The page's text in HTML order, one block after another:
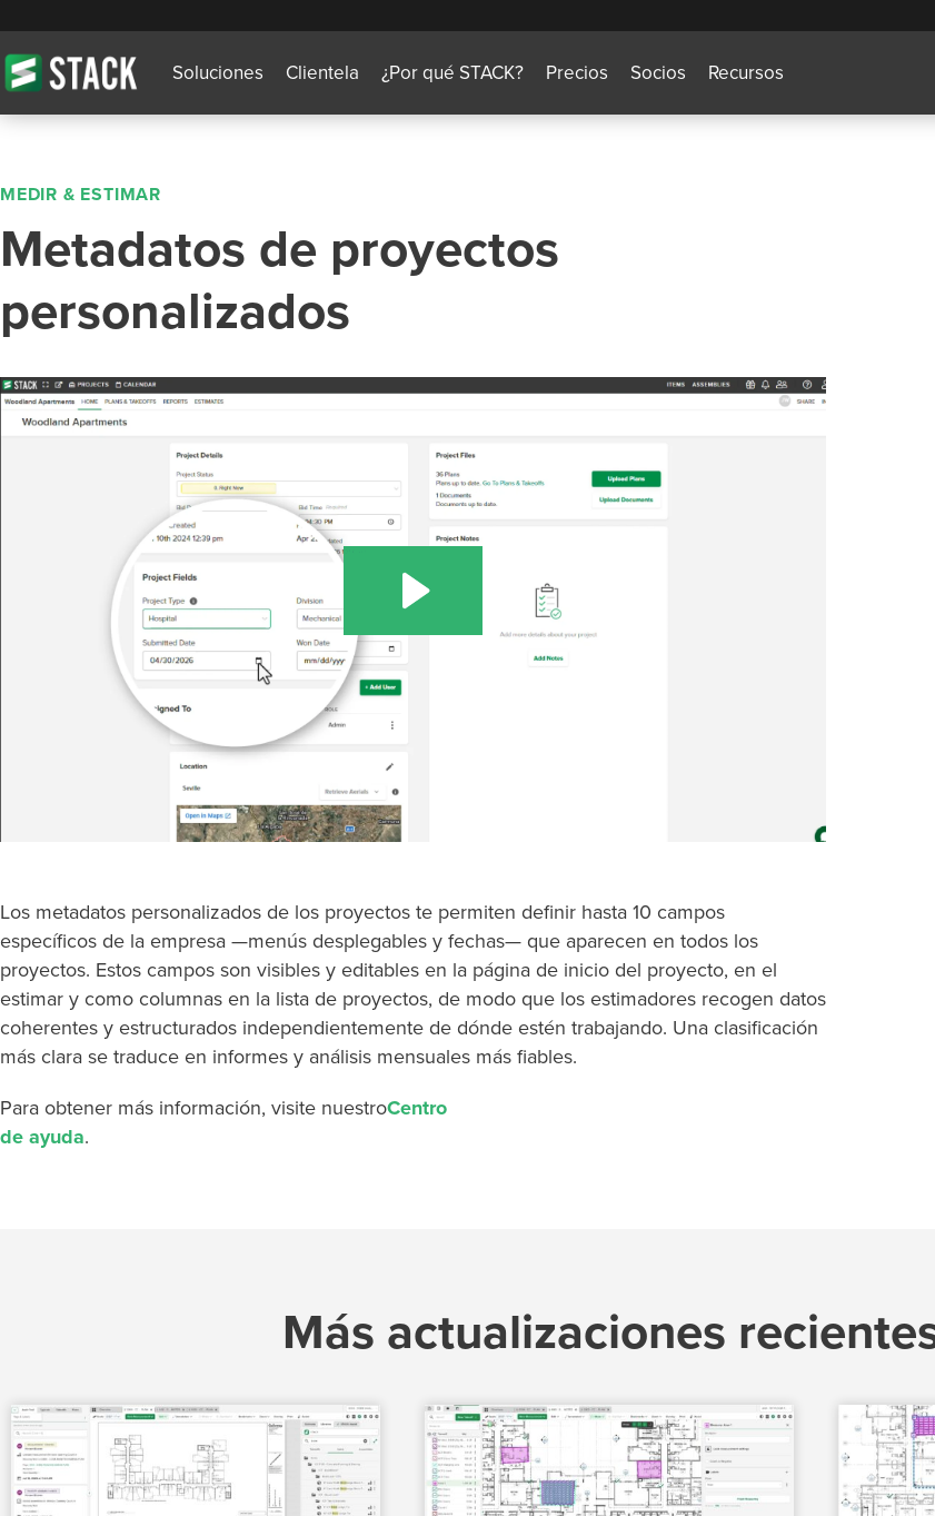
Soluciones Clientela ¿Por qué STACK? Precios Socios Recursos
MEDIR & ESTIMAR
Metadatos de proyectos
personalizados
Los metadatos personalizados de los proyectos te permiten definir hasta 10 campos
específicos de la empresa —menús desplegables y fechas— que aparecen en todos los
proyectos. Estos campos son visibles y editables en la página de inicio del proyecto, en el
estimar y como columnas en la lista de proyectos, de modo que los estimadores recogen datos
coherentes y estructurados independientemente de dónde estén trabajando. Una clasificación
más clara se traduce en informes y análisis mensuales más fiables.
Para obtener más información, visite nuestroCentro
de ayuda.
Más actualizaciones